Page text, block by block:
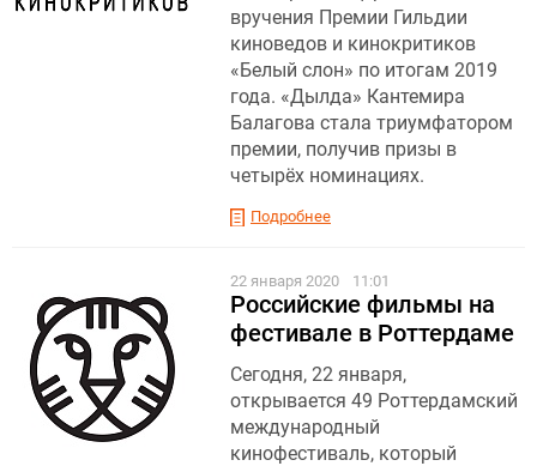
вручения Премии Гильдии
киноведов и кинокритиков
«Белый слон» по итогам 2019
года. «Дылда» Кантемира
Балагова стала триумфатором
премии, получив призы в
четырёх номинациях.
Подробнее
22 января 2020 11:01
Российские фильмы на
фестивале в Роттердаме
Сегодня, 22 января,
открывается 49 Роттердамский
международный
кинофестиваль, который